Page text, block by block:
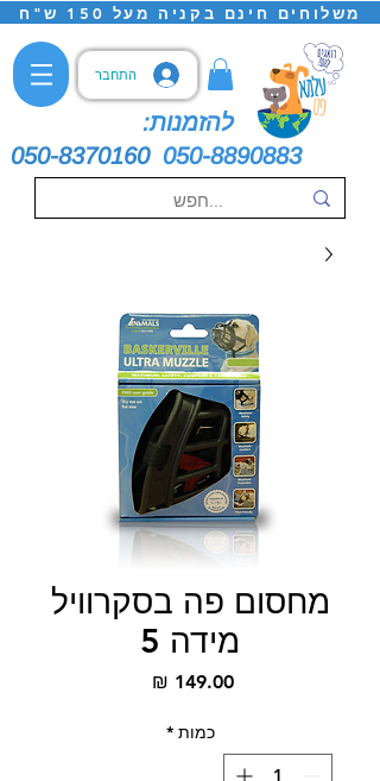
משלוחים חינם בקניה מעל 150 ש"ח
התחבר
להזמנות:
050-8370160 050-8890883
מחסום פה בסקרוויל
מידה 5
כמות *